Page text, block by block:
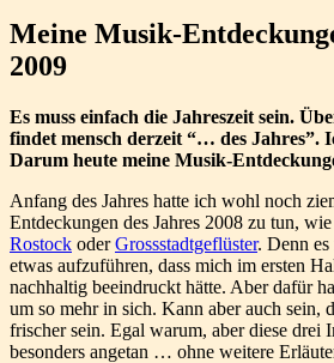
Meine Musik-
2009
Es muss einfach die Jahreszeit sein.
findet mensch derzeit “… des Jahres”.
Darum heute meine Musik-
Anfang des Jahres hatte ich wohl noch
Entdeckungen des Jahres 2008 zu tun,
Rostock oderGrossstadtgeflüster. Denn
etwas aufzuführen, dass mich im ersten
nachhaltig beeindruckt hätte. Aber dafür
um so mehr in sich. Kann aber auch sein,
frischer sein. Egal warum, aber diese drei
besonders angetan … ohne weitere